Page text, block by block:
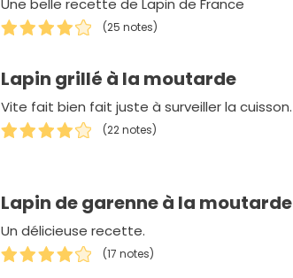
Une belle recette de Lapin de France
(25 notes)
Lapin grillé à la moutarde
Vite fait bien fait juste à surveiller la cuisson.
(22 notes)
Lapin de garenne à la moutarde
Un délicieuse recette.
(17 notes)